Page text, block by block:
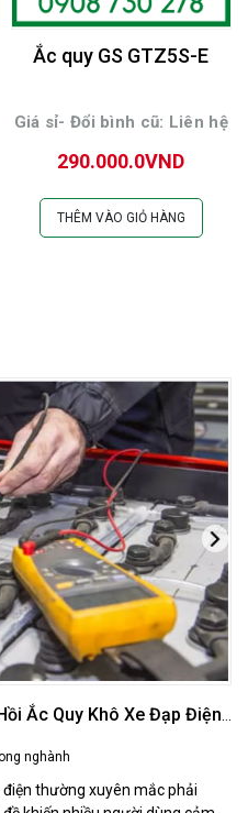
Ắc quy GS GTZ5S-E
Giá sỉ- Đổi bình cũ: Liên hệ
290.000.0VND
THÊM VÀO GIỎ HÀNG
Ắc Quy Khô Xe Đạp Điện
nghành
thường xuyên mắc phải